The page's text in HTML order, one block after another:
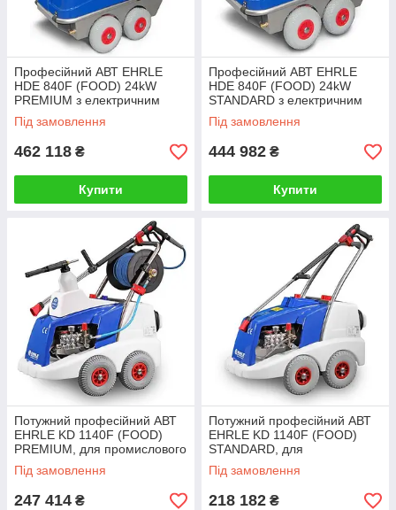
Професійний АВТ EHRLE
HDE 840F (FOOD) 24kW
PREMIUM з електричним
нагрівом води
Під замовлення
462 118 ₴
Купити
Професійний АВТ EHRLE
HDE 840F (FOOD) 24kW
STANDARD з електричним
нагрівом води
Під замовлення
444 982 ₴
Купити
Потужний професійний АВТ
EHRLE KD 1140F (FOOD)
PREMIUM, для промислового
використання
Під замовлення
247 414 ₴
Потужний професійний АВТ
EHRLE KD 1140F (FOOD)
STANDARD, для
промислового використання
Під замовлення
218 182 ₴